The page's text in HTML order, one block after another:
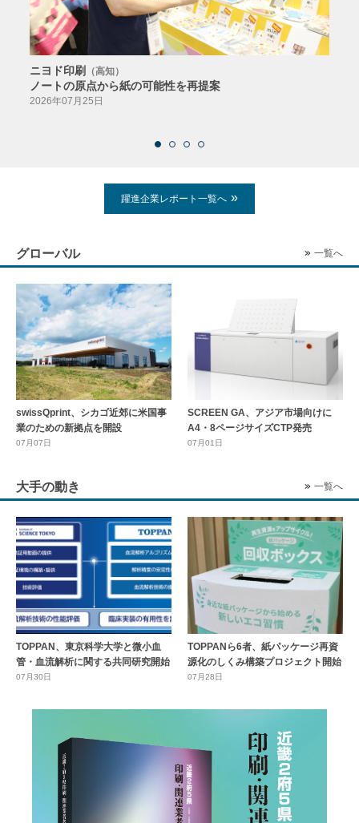
ニヨド印刷 （高知）
ノートの原点から紙の可能性を再提案
2026年07月25日
躍進企業レポート一覧へ
グローバル 一覧へ
swissQprint、シカゴ近郊に⽶国事
業のための新拠点を開設
07月07日
SCREEN GA、アジア市場向けに
A4・8ページサイズCTP発売
07月01日
大手の動き 一覧へ
TOPPAN、東京科学大学と微小血
管・血流解析に関する共同研究開始
07月30日
TOPPANら6者、紙パッケージ再資
源化のしくみ構築プロジェクト開始
07月28日